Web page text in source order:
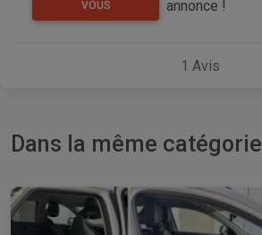
VOUS annonce !
1 Avis
Dans la même catégorie